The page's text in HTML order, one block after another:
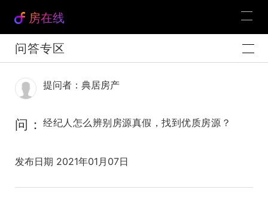
房在线
问答专区
提问者：典居房产
问： 经纪人怎么辨别房源真假，找到优质房源？
发布日期 2021年01月07日